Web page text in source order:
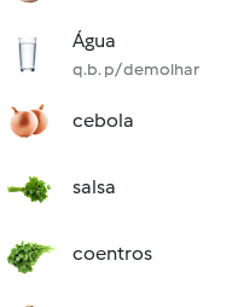
Água
q.b. p/ demolhar
cebola
salsa
coentros